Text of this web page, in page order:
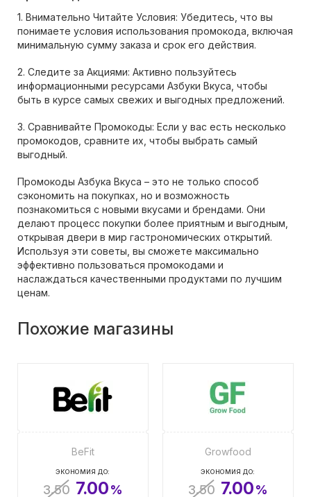
1. Внимательно Читайте Условия: Убедитесь, что вы
понимаете условия использования промокода, включая
минимальную сумму заказа и срок его действия.
2. Следите за Акциями: Активно пользуйтесь
информационными ресурсами Азбуки Вкуса, чтобы
быть в курсе самых свежих и выгодных предложений.
3. Сравнивайте Промокоды: Если у вас есть несколько
промокодов, сравните их, чтобы выбрать самый
выгодный.
Промокоды Азбука Вкуса – это не только способ
сэкономить на покупках, но и возможность
познакомиться с новыми вкусами и брендами. Они
делают процесс покупки более приятным и выгодным,
открывая двери в мир гастрономических открытий.
Используя эти советы, вы сможете максимально
эффективно пользоваться промокодами и
наслаждаться качественными продуктами по лучшим
ценам.
Похожие магазины
BeFit
ЭКОНОМИЯ ДО:
3.50 7.00%
Growfood
ЭКОНОМИЯ ДО:
3.50 7.00%